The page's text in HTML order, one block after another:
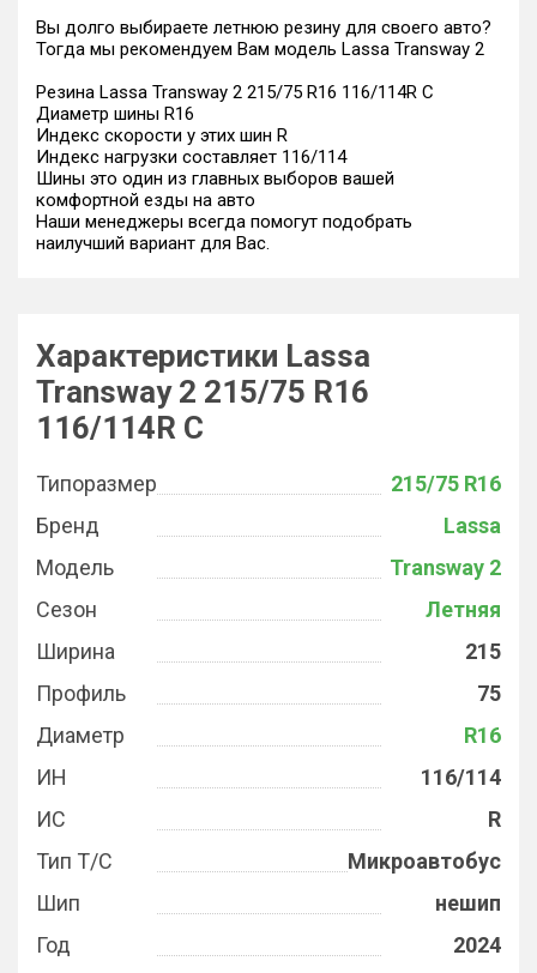
Вы долго выбираете летнюю резину для своего авто?
Тогда мы рекомендуем Вам модель Lassa Transway 2
Резина Lassa Transway 2 215/75 R16 116/114R C
Диаметр шины R16
Индекс скорости у этих шин R
Индекс нагрузки составляет 116/114
Шины это один из главных выборов вашей
комфортной езды на авто
Наши менеджеры всегда помогут подобрать
наилучший вариант для Вас.
Характеристики Lassa
Transway 2 215/75 R16
116/114R C
Типоразмер
215/75 R16
Бренд
Lassa
Модель
Transway 2
Сезон
Летняя
Ширина
215
Профиль
75
Диаметр
R16
ИН
116/114
ИС
R
Тип Т/С
Микроавтобус
Шип
нешип
Год
2024